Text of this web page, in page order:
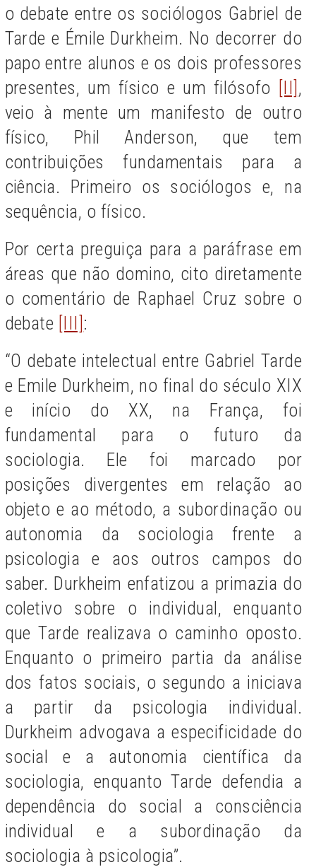
o debate entre os sociólogos Gabriel de
Tarde e Émile Durkheim. No decorrer do
papo entre alunos e os dois professores
presentes, um físico e um filósofo [II],
veio à mente um manifesto de outro
físico, Phil Anderson, que tem
contribuições fundamentais para a
ciência. Primeiro os sociólogos e, na
sequência, o físico.
Por certa preguiça para a paráfrase em
áreas que não domino, cito diretamente
o comentário de Raphael Cruz sobre o
debate [III]:
“O debate intelectual entre Gabriel Tarde
e Emile Durkheim, no final do século XIX
e início do XX, na França, foi
fundamental para o futuro da
sociologia. Ele foi marcado por
posições divergentes em relação ao
objeto e ao método, a subordinação ou
autonomia da sociologia frente a
psicologia e aos outros campos do
saber. Durkheim enfatizou a primazia do
coletivo sobre o individual, enquanto
que Tarde realizava o caminho oposto.
Enquanto o primeiro partia da análise
dos fatos sociais, o segundo a iniciava
a partir da psicologia individual.
Durkheim advogava a especificidade do
social e a autonomia científica da
sociologia, enquanto Tarde defendia a
dependência do social a consciência
individual e a subordinação da
sociologia à psicologia”.